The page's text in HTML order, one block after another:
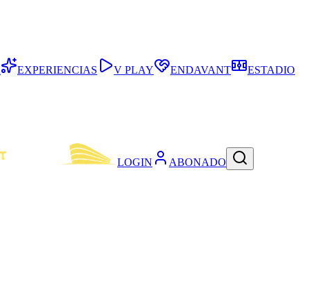
LOGIN ABONADO
EXPERIENCIAS V PLAY ENDAVANT
ESTADIO